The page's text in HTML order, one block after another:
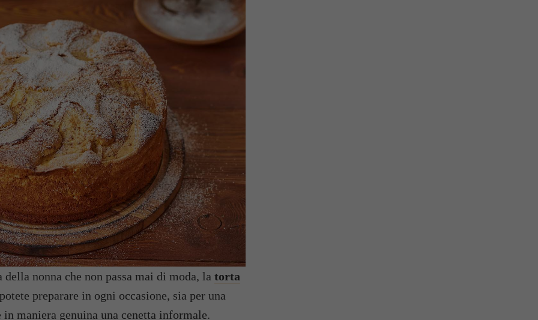
nonna che non passa mai di moda, la torta
preparare in ogni occasione, sia per una
in maniera genuina una cenetta informale.